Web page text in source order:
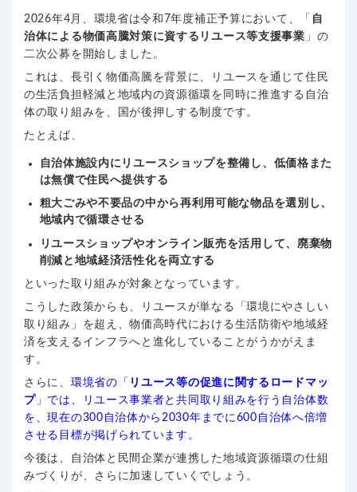
2026年4月、環境省は令和7年度補正予算において、「 自
治体による物価高騰対策に資するリユース等支援事業 」の
二次公募を開始しました。
これは、長引く物価高騰を背景に、リユースを通じて住民
の生活負担軽減と地域内の資源循環を同時に推進する自治
体の取り組みを、国が後押しする制度です。
たとえば、
自治体施設内にリユースショップを整備し、低価格また
は無償で住民へ提供する
粗大ごみや不要品の中から再利用可能な物品を選別し、
地域内で循環させる
リユースショップやオンライン販売を活用して、廃棄物
削減と地域経済活性化を両立する
といった取り組みが対象となっています。
こうした政策からも、リユースが単なる「環境にやさしい
取り組み」を超え、物価高時代における生活防衛や地域経
済を支えるインフラへと進化していることがうかがえま
す。
さらに、 環境省の「 リユース等の促進に関するロードマッ
プ」では、リユース事業者と共同取り組みを行う自治体数
を、現在の300自治体から2030年までに600自治体へ倍増
させる目標が掲げられています。
今後は、自治体と民間企業が連携した地域資源循環の仕組
みづくりが、さらに加速していくでしょう。